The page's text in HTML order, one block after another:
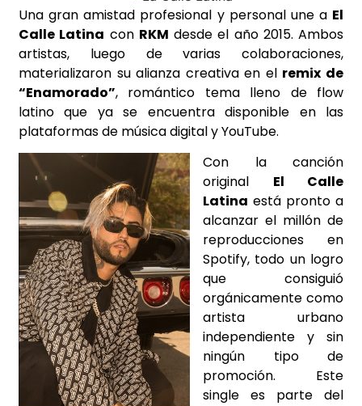
Una gran amistad profesional y personal une a El
Calle Latina con RKM desde el año 2015. Ambos
artistas, luego de varias colaboraciones,
materializaron su alianza creativa en el remix de
“Enamorado”, romántico tema lleno de flow
latino que ya se encuentra disponible en las
plataformas de música digital y YouTube.
Con la canción
original El Calle
Latina está pronto a
alcanzar el millón de
reproducciones en
Spotify, todo un logro
que consiguió
orgánicamente como
artista urbano
independiente y sin
ningún tipo de
promoción. Este
single es parte del